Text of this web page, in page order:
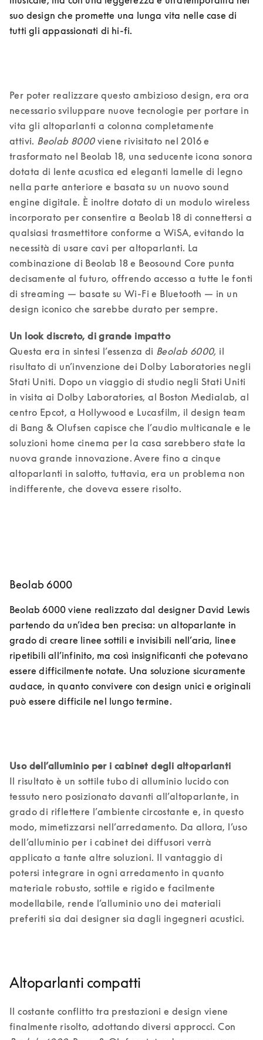
suo design che promette una lunga vita nelle case di
tutti gli appassionati di hi-fi.
Per poter realizzare questo ambizioso design, era ora
necessario sviluppare nuove tecnologie per portare in
vita gli altoparlanti a colonna completamente
attivi. Beolab 8000 viene rivisitato nel 2016 e
trasformato nel Beolab 18, una seducente icona sonora
dotata di lente acustica ed eleganti lamelle di legno
nella parte anteriore e basata su un nuovo sound
engine digitale. È inoltre dotato di un modulo wireless
incorporato per consentire a Beolab 18 di connettersi a
qualsiasi trasmettitore conforme a WiSA, evitando la
necessità di usare cavi per altoparlanti. La
combinazione di Beolab 18 e Beosound Core punta
decisamente al futuro, offrendo accesso a tutte le fonti
di streaming — basate su Wi-Fi e Bluetooth — in un
design iconico che sarebbe durato per sempre.
Questa era in sintesi l’essenza di Beolab 6000, il
risultato di un’invenzione dei Dolby Laboratories negli
Stati Uniti. Dopo un viaggio di studio negli Stati Uniti
in visita ai Dolby Laboratories, al Boston Medialab, al
centro Epcot, a Hollywood e Lucasfilm, il design team
di Bang & Olufsen capisce che l’audio multicanale e le
soluzioni home cinema per la casa sarebbero state la
nuova grande innovazione. Avere fino a cinque
altoparlanti in salotto, tuttavia, era un problema non
indifferente, che doveva essere risolto.
Beolab 6000
Beolab 6000 viene realizzato dal designer David Lewis
partendo da un’idea ben precisa: un altoparlante in
grado di creare linee sottili e invisibili nell’aria, linee
ripetibili all’infinito, ma così insignificanti che potevano
essere difficilmente notate. Una soluzione sicuramente
audace, in quanto convivere con design unici e originali
può essere difficile nel lungo termine.
Il risultato è un sottile tubo di alluminio lucido con
tessuto nero posizionato davanti all’altoparlante, in
grado di riflettere l’ambiente circostante e, in questo
modo, mimetizzarsi nell’arredamento. Da allora, l’uso
dell’alluminio per i cabinet dei diffusori verrà
applicato a tante altre soluzioni. Il vantaggio di
potersi integrare in ogni arredamento in quanto
materiale robusto, sottile e rigido e facilmente
modellabile, rende l’alluminio uno dei materiali
preferiti sia dai designer sia dagli ingegneri acustici.
Altoparlanti compatti
Il costante conflitto tra prestazioni e design viene